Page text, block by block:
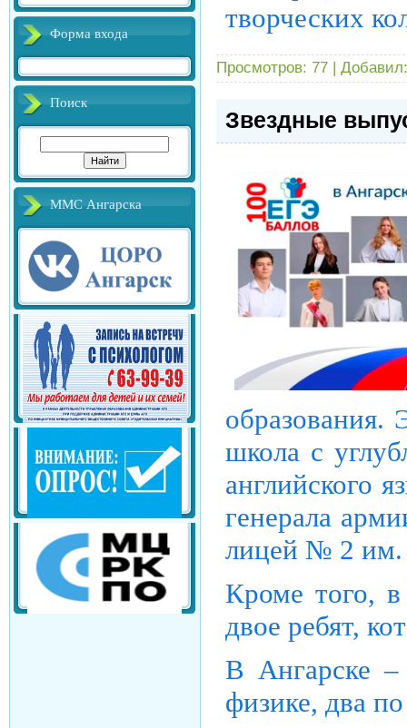
Форма входа
Поиск
ММС Ангарска
творческих
Просмотров: 77 | Добавил:
Звездные
школа с
генерала
лицей № 2
Кроме того, в
двое ребят,
В Ангарске –
физике, два